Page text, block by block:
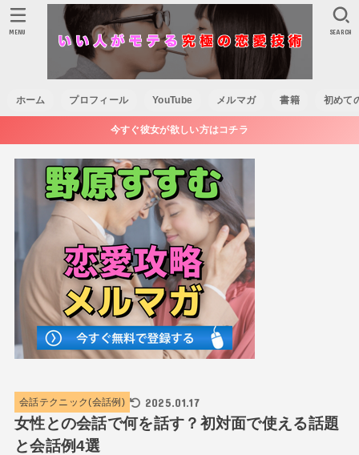
ホーム プロフィール YouTube メルマガ 書籍 初めて
SEARCH
MENU
今すぐ彼女が欲しい方はコチラ
会話テクニック(会話例) 2025.01.17
女性との会話で何を話す？初対面で使える話題
と会話例4選